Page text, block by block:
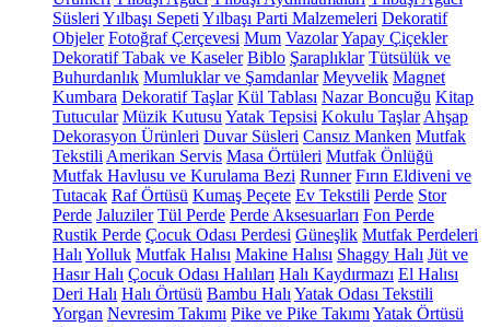
Süsleri Yılbaşı Sepeti Yılbaşı Parti Malzemeleri Dekoratif
Objeler Fotoğraf Çerçevesi Mum VazolarYapay Çiçekler
Dekoratif Tabak ve Kaseler Biblo Şaraplıklar Tütsülük ve
Buhurdanlık Mumluklar ve Şamdanlar Meyvelik Magnet
Kumbara Dekoratif Taşlar Kül Tablası Nazar Boncuğu Kitap
Tutucular Müzik Kutusu Yatak Tepsisi Kokulu Taşlar Ahşap
Dekorasyon Ürünleri Duvar Süsleri Cansız Manken Mutfak
Tekstili Amerikan Servis Masa Örtüleri Mutfak Önlüğü
Mutfak Havlusu ve Kurulama Bezi Runner Fırın Eldiveni ve
Tutacak Raf Örtüsü Kumaş Peçete Ev Tekstili Perde Stor
Perde Jaluziler Tül Perde Perde Aksesuarları Fon Perde
Rustik Perde Çocuk Odası Perdesi Güneşlik Mutfak Perdeleri
Halı Yolluk Mutfak Halısı Makine Halısı Shaggy Halı Jüt ve
Hasır Halı Çocuk Odası Halıları Halı Kaydırmazı El Halısı
Deri Halı Halı Örtüsü Bambu Halı Yatak Odası Tekstili
Yorgan Nevresim Takımı Pike ve Pike Takımı Yatak Örtüsü